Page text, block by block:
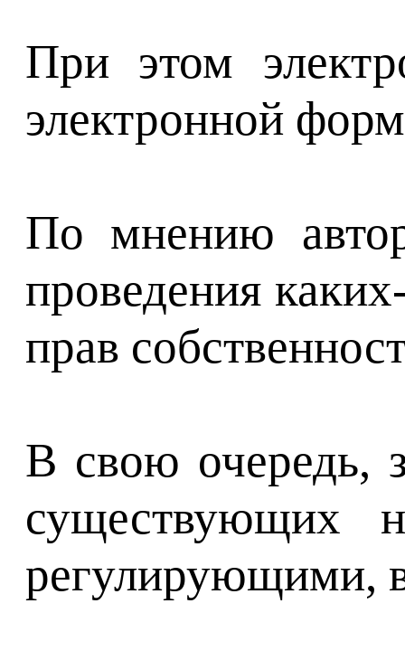
При этом
электронной
По мнению
проведения
прав
В свою очередь,
существующих
регулирующими,